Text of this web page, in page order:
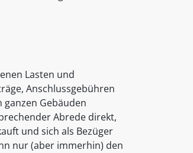
Lasten und
Anschlussgebühren
Gebäuden
Abrede direkt,
und sich als Bezüger
nur (aber immerhin) den